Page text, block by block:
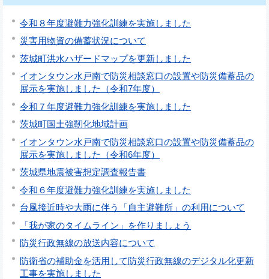
令和８年度避難力強化訓練を実施しました
災害用物資の備蓄状況について
茨城町洪水ハザードマップを更新しました
イオンタウン水戸南で防災相談窓口の設置や防災備蓄品の
展示を実施しました（令和7年度）
令和７年度避難力強化訓練を実施しました
茨城町国土強靭化地域計画
イオンタウン水戸南で防災相談窓口の設置や防災備蓄品の
展示を実施しました（令和6年度）
茨城県地震被害想定調査報告書
令和６年度避難力強化訓練を実施しました
台風接近時や大雨に伴う「自主避難所」の利用について
「我が家のタイムライン」を作りましょう
防災行政無線の放送内容について
防衛省の補助金を活用して防災行政無線のデジタル化更新
工事を実施しました